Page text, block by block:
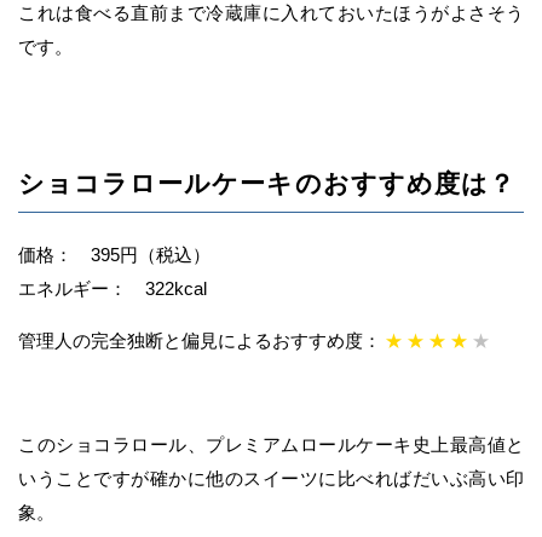
これは食べる直前まで冷蔵庫に入れておいたほうがよさそう
です。
ショコラロールケーキのおすすめ度は？
価格： 395円（税込）
エネルギー： 322kcal
管理人の完全独断と偏見によるおすすめ度： ★ ★ ★ ★ ★
このショコラロール、プレミアムロールケーキ史上最高値と
いうことですが確かに他のスイーツに比べればだいぶ高い印
象。